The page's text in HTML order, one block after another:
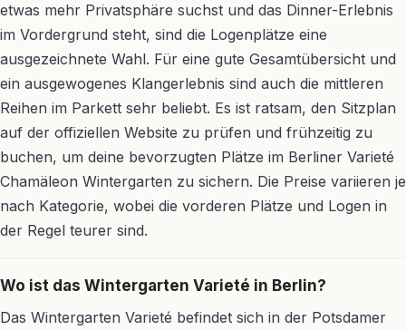
etwas mehr Privatsphäre suchst und das Dinner-Erlebnis
im Vordergrund steht, sind die Logenplätze eine
ausgezeichnete Wahl. Für eine gute Gesamtübersicht und
ein ausgewogenes Klangerlebnis sind auch die mittleren
Reihen im Parkett sehr beliebt. Es ist ratsam, den Sitzplan
auf der offiziellen Website zu prüfen und frühzeitig zu
buchen, um deine bevorzugten Plätze im Berliner Varieté
Chamäleon Wintergarten zu sichern. Die Preise variieren je
nach Kategorie, wobei die vorderen Plätze und Logen in
der Regel teurer sind.
Wo ist das Wintergarten Varieté in Berlin?
Das Wintergarten Varieté befindet sich in der Potsdamer